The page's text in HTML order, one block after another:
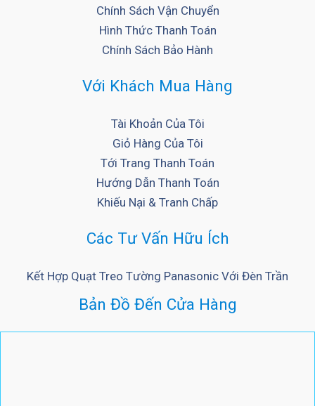
Chính Sách Vận Chuyển
Hình Thức Thanh Toán
Chính Sách Bảo Hành
Với Khách Mua Hàng
Tài Khoản Của Tôi
Giỏ Hàng Của Tôi
Tới Trang Thanh Toán
Hướng Dẫn Thanh Toán
Khiếu Nại & Tranh Chấp
Các Tư Vấn Hữu Ích
Kết Hợp Quạt Treo Tường Panasonic Với Đèn Trần
Bản Đồ Đến Cửa Hàng